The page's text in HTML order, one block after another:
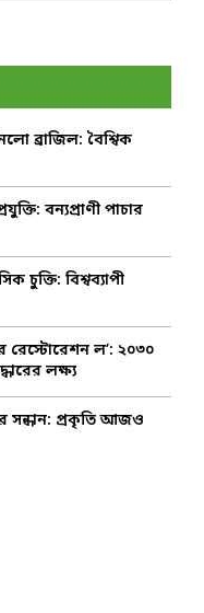
E
A
ব্রাজিল: বৈশ্বিক
বন্যপ্রাণী পাচার
চুক্তি: বিশ্বব্যাপী
রেস্টোরেশন ল’: ২০৩০
লক্ষ্য
সন্ধান: প্রকৃতি আজও